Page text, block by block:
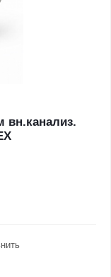
вн.канализ.